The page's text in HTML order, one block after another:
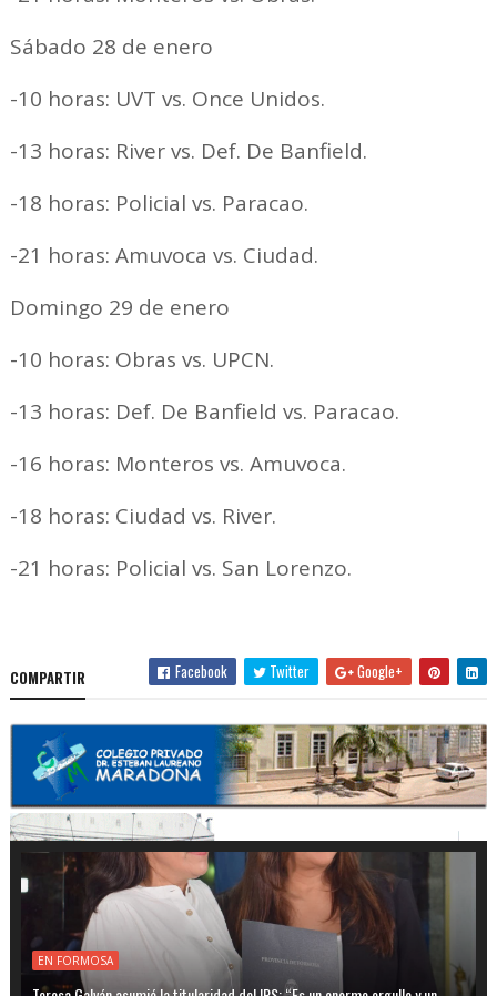
Sábado 28 de enero
-10 horas: UVT vs. Once Unidos.
-13 horas: River vs. Def. De Banfield.
-18 horas: Policial vs. Paracao.
-21 horas: Amuvoca vs. Ciudad.
Domingo 29 de enero
-10 horas: Obras vs. UPCN.
-13 horas: Def. De Banfield vs. Paracao.
-16 horas: Monteros vs. Amuvoca.
-18 horas: Ciudad vs. River.
-21 horas: Policial vs. San Lorenzo.
COMPARTIR Facebook Twitter Google+
EN FORMOSA